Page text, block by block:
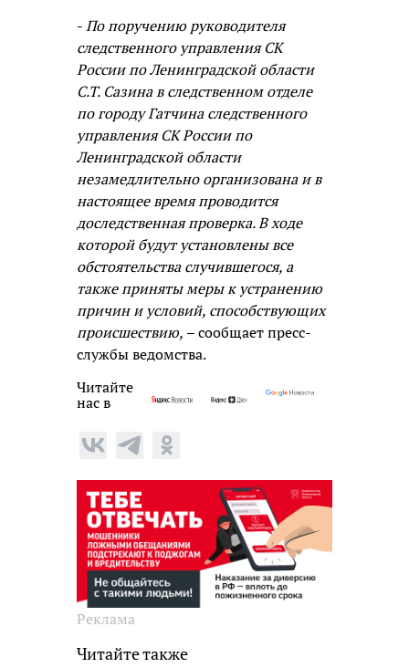
-По поручению руководителя
следственного управления СК
России по Ленинградской области
С.Т. Сазина в следственном отделе
по городу Гатчина следственного
управления СК России по
Ленинградской области
незамедлительно организована и в
настоящее время проводится
доследственная проверка. В ходе
которой будут установлены все
обстоятельства случившегося, а
также приняты меры к устранению
причин и условий, способствующих
происшествию, – сообщает пресс-
службы ведомства.
Читайте
нас в
Реклама
Читайте также